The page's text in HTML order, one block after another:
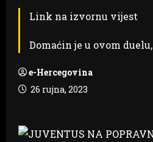
Link na izvornu vijest
Domaćin je u ovom duelu,
e-Hercegovina
26 rujna, 2023